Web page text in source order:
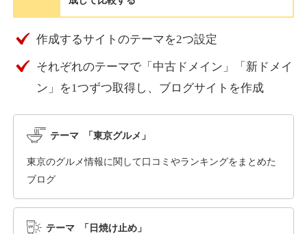
詳細を見る
suka-jp.com
ジャンルその他
DA 40 外部リンク数2518 ドメイン年齢1年
10,800円 入札 0件
dka-hero.com
ジャンル その他
作成するサイトのテーマを2つ設定
それぞれのテーマで「中古ドメイン」「新ドメイ
ン」を1つずつ取得し、ブログサイトを作成
テーマ 「東京グルメ」
東京のグルメ情報に関して口コミやランキングをまとめた
ブログ
テーマ 「日焼け止め」